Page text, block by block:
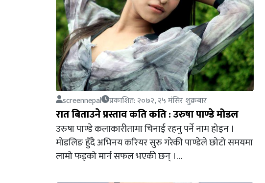
screennepal प्रकाशित: २०७२, २५ मंसिर शुक्रबार
रात बिताउने प्रस्ताव कति कति : उरुषा पाण्डे मोडल
उरुषा पाण्डे कलाकारीतामा चिनाई रहनु पर्ने नाम होइन ।
मोडलिङ हुँदै अभिनय करियर सुरु गरेकी पाण्डेले छोटो समयमा
लामो फड्को मार्न सफल भएकी छन् ।…